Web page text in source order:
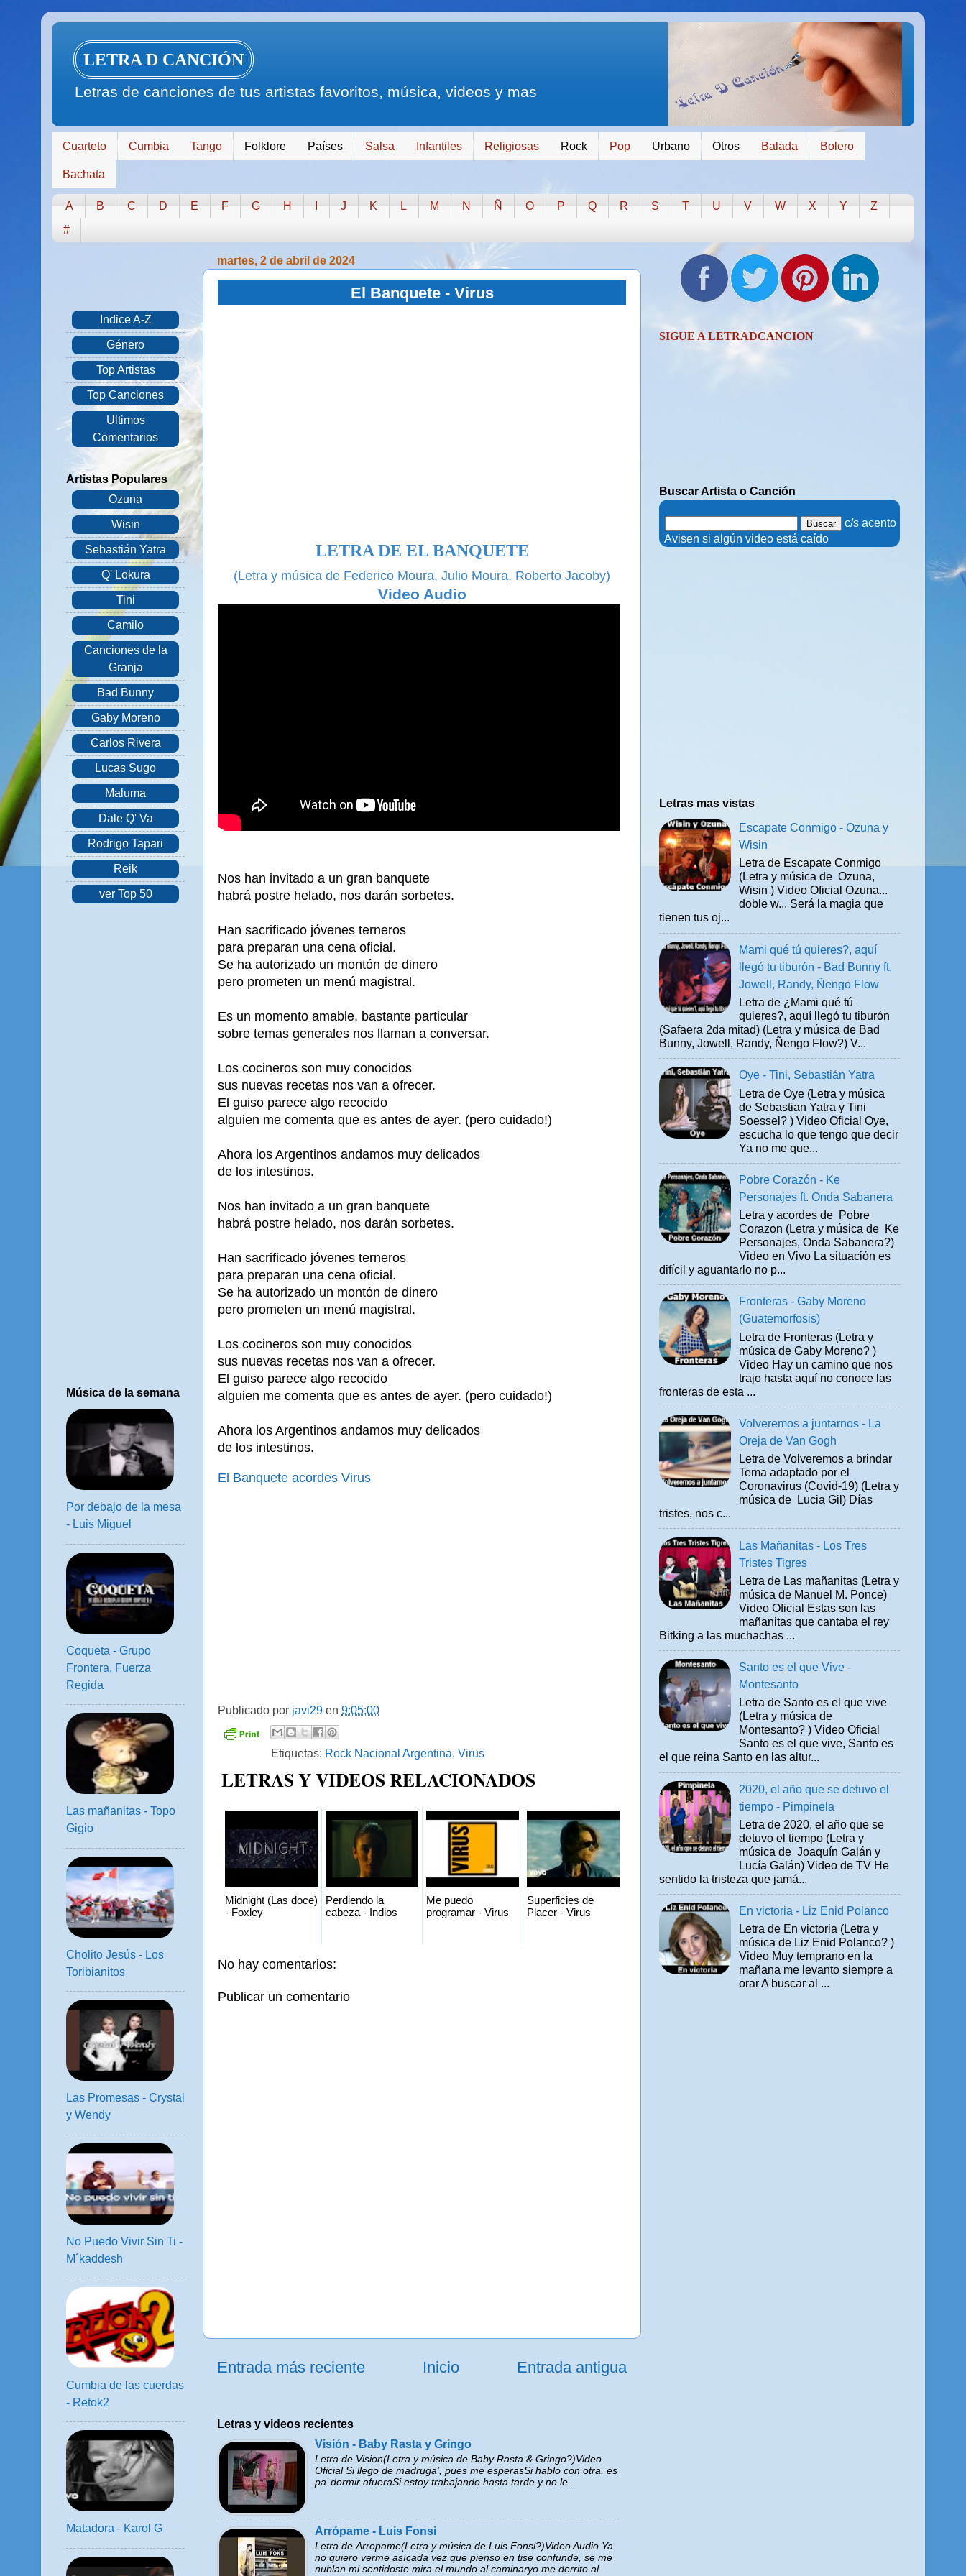
LETRA D CANCIÓN
Letras de canciones de tus artistas favoritos, música, videos y mas
Cuarteto Cumbia Tango Folklore Países Salsa Infantiles Religiosas Rock Pop Urbano Otros Balada Bolero
Bachata
A B C D E F G H J K L M N Ñ O P Q R S T U V W X Y
Z
#
martes, 2 de abril de 2024
El Banquete - Virus
LETRA DE EL BANQUETE
(Letra y música de Federico Moura, Julio Moura, Roberto Jacoby)
Video Audio
Nos han invitado a un gran banquete
habrá postre helado, nos darán sorbetes.
Han sacrificado jóvenes terneros
para preparan una cena oficial.
Se ha autorizado un montón de dinero
pero prometen un menú magistral.
Es un momento amable, bastante particular
sobre temas generales nos llaman a conversar.
Los cocineros son muy conocidos
sus nuevas recetas nos van a ofrecer.
El guiso parece algo recocido
alguien me comenta que es antes de ayer. (pero cuidado!)
Ahora los Argentinos andamos muy delicados
de los intestinos.
Nos han invitado a un gran banquete
habrá postre helado, nos darán sorbetes.
Han sacrificado jóvenes terneros
para preparan una cena oficial.
Se ha autorizado un montón de dinero
pero prometen un menú magistral.
Los cocineros son muy conocidos
sus nuevas recetas nos van a ofrecer.
El guiso parece algo recocido
alguien me comenta que es antes de ayer. (pero cuidado!)
Ahora los Argentinos andamos muy delicados
de los intestinos.
El Banquete acordes Virus
Publicado por javi29 en 9:05:00
Etiquetas: Rock Nacional Argentina, Virus
LETRAS Y VIDEOS RELACIONADOS
Midnight (Las doce)
- Foxley
Perdiendo la
cabeza - Indios
Me puedo
programar - Virus
Superficies de
Placer - Virus
No hay comentarios:
Publicar un comentario
Entrada más reciente Entrada antigua
Inicio
Letras y videos recientes
Visión - Baby Rasta y Gringo
Letra de Vision(Letra y música de Baby Rasta & Gringo?)Video
Oficial Si llego de madruga’, pues me esperasSi hablo con otra, es
pa’ dormir afueraSi estoy trabajando hasta tarde y no le...
Arrópame - Luis Fonsi
Letra de Arropame(Letra y música de Luis Fonsi?)Video Audio Ya
no quiero verme asícada vez que pienso en tise confunde, se me
nublan mi sentidoste mira el mundo al caminaryo me derrito al
Indice A-Z
Género
Top Artistas
Top Canciones
Ultimos
Comentarios
Artistas Populares
Ozuna
Wisin
Sebastián Yatra
Q' Lokura
Tini
Camilo
Canciones de la
Granja
Bad Bunny
Gaby Moreno
Carlos Rivera
Lucas Sugo
Maluma
Dale Q' Va
Rodrigo Tapari
Reik
ver Top 50
Música de la semana
Por debajo de la mesa
- Luis Miguel
Coqueta - Grupo
Frontera, Fuerza
Regida
Las mañanitas - Topo
Gigio
Cholito Jesús - Los
Toribianitos
Las Promesas - Crystal
y Wendy
No Puedo Vivir Sin Ti -
M´kaddesh
Cumbia de las cuerdas
- Retok2
Matadora - Karol G
SIGUE A LETRADCANCION
Buscar Artista o Canción
c/s acento
. Avisen si algún video está caído
Letras mas vistas
Escapate Conmigo - Ozuna y
Wisin
Letra de Escapate Conmigo
(Letra y música de Ozuna,
Wisin ) Video Oficial Ozuna...
doble w... Será la magia que
tienen tus oj...
Mami qué tú quieres?, aquí
llegó tu tiburón - Bad Bunny ft.
Jowell, Randy, Ñengo Flow
Letra de ¿Mami qué tú
quieres?, aquí llegó tu tiburón
(Safaera 2da mitad) (Letra y música de Bad
Bunny, Jowell, Randy, Ñengo Flow?) V...
Oye - Tini, Sebastián Yatra
Letra de Oye (Letra y música
de Sebastian Yatra y Tini
Soessel? ) Video Oficial Oye,
escucha lo que tengo que decir
Ya no me que...
Pobre Corazón - Ke
Personajes ft. Onda Sabanera
Letra y acordes de Pobre
Corazon (Letra y música de Ke
Personajes, Onda Sabanera?)
Video en Vivo La situación es
difícil y aguantarlo no p...
Fronteras - Gaby Moreno
(Guatemorfosis)
Letra de Fronteras (Letra y
música de Gaby Moreno? )
Video Hay un camino que nos
trajo hasta aquí no conoce las
fronteras de esta ...
Volveremos a juntarnos - La
Oreja de Van Gogh
Letra de Volveremos a brindar
Tema adaptado por el
Coronavirus (Covid-19) (Letra y
música de Lucia Gil) Días
tristes, nos c...
Las Mañanitas - Los Tres
Tristes Tigres
Letra de Las mañanitas (Letra y
música de Manuel M. Ponce)
Video Oficial Estas son las
mañanitas que cantaba el rey
Bitking a las muchachas ...
Santo es el que Vive -
Montesanto
Letra de Santo es el que vive
(Letra y música de
Montesanto? ) Video Oficial
Santo es el que vive, Santo es
el que reina Santo en las altur...
2020, el año que se detuvo el
tiempo - Pimpinela
Letra de 2020, el año que se
detuvo el tiempo (Letra y
música de Joaquín Galán y
Lucía Galán) Video de TV He
sentido la tristeza que jamá...
En victoria - Liz Enid Polanco
Letra de En victoria (Letra y
música de Liz Enid Polanco? )
Video Muy temprano en la
mañana me levanto siempre a
orar A buscar al ...